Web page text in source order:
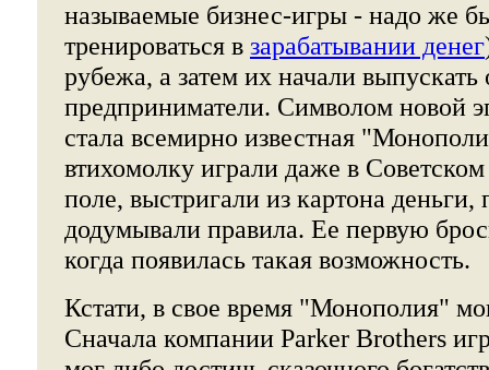
называемые бизнес-игры - надо же
тренироваться в зарабатывании денег
рубежа, а затем их начали выпускать
предприниматели. Символом новой
стала всемирно известная
втихомолку играли даже в
поле, выстригали из картона
додумывали правила. Ее первую
когда появилась такая возможность.
Кстати, в свое время "Монополия"
Сначала компании Parker Brothers